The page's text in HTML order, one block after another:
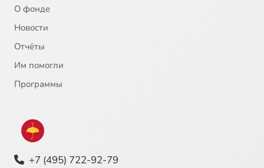
О фонде
Новости
Отчёты
Им помогли
Программы
+7 (495) 722-92-79